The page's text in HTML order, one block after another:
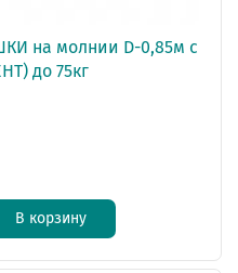
на молнии D-0,85м с
до 75кг
В корзину